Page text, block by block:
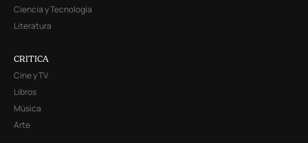
Ciencia y Tecnología
Literatura
CRITICA
Cine y TV
Libros
Música
Arte